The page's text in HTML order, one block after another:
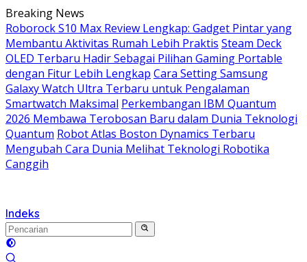
Langsung
ke
konten
Breaking News
Roborock S10 Max Review Lengkap: Gadget Pintar yang
Membantu Aktivitas Rumah Lebih Praktis Steam Deck
OLED Terbaru Hadir Sebagai Pilihan Gaming Portable
dengan Fitur Lebih Lengkap Cara Setting Samsung
Galaxy Watch Ultra Terbaru untuk Pengalaman
Smartwatch Maksimal Perkembangan IBM Quantum
2026 Membawa Terobosan Baru dalam Dunia Teknologi
Quantum Robot Atlas Boston Dynamics Terbaru
Mengubah Cara Dunia Melihat Teknologi Robotika
Canggih
Indeks